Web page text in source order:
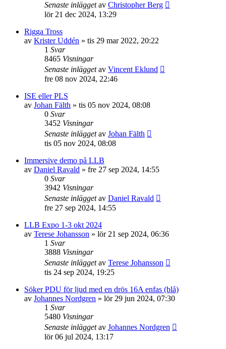
Senaste inläggetav Christopher Berg
lör 21 dec 2024, 13:29
Rigga Tross
av Krister Uddén » tis 29 mar 2022, 20:22
1 Svar
8465 Visningar
Senaste inläggetav Vincent Eklund
fre 08 nov 2024, 22:46
ISE eller PLS
av Johan Fälth » tis 05 nov 2024, 08:08
0 Svar
3452 Visningar
Senaste inläggetav Johan Fälth
tis 05 nov 2024, 08:08
Immersive demo på LLB
av Daniel Ravald » fre 27 sep 2024, 14:55
0 Svar
3942 Visningar
Senaste inläggetav Daniel Ravald
fre 27 sep 2024, 14:55
LLB Expo 1-3 okt 2024
av Terese Johansson » lör 21 sep 2024, 06:36
1 Svar
3888 Visningar
Senaste inläggetav Terese Johansson
tis 24 sep 2024, 19:25
Söker PDU för ljud med en drös 16A enfas (blå)
av Johannes Nordgren » lör 29 jun 2024, 07:30
1 Svar
5480 Visningar
Senaste inläggetav Johannes Nordgren
lör 06 jul 2024, 13:17